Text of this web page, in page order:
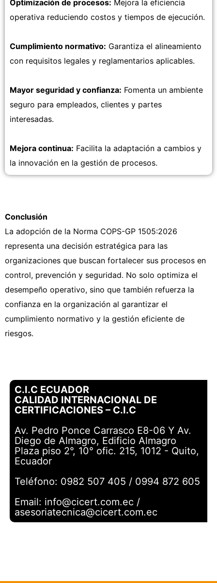
Optimización de procesos: Mejora la eficiencia
operativa reduciendo costos y tiempos de ejecución.
Cumplimiento normativo: Garantiza el alineamiento
con requisitos legales y reglamentarios aplicables.
Mayor seguridad y confianza: Fomenta un ambiente
seguro para empleados, clientes y partes
interesadas.
Mejora continua: Facilita la adaptación a cambios y
la innovación en la gestión de procesos.
Conclusión
La adopción de la Norma COPS-GP 1505:2026
representa una decisión estratégica para las
organizaciones que buscan fortalecer sus procesos en
control, prevención y seguridad. No solo optimiza el
desempeño operativo, sino que también refuerza la
confianza en la organización al garantizar el
cumplimiento normativo y la gestión eficiente de
riesgos.
C.I.C ECUADOR
CALIDAD INTERNACIONAL DE
CERTIFICACIONES – C.I.C
Av. Pedro Ponce Carrasco E8-06 Y Av.
Diego de Almagro, Edificio Almagro
Plaza piso 2°, 10° ofic. 215, 1012 - Quito,
Ecuador
Teléfono: 0982 507 405 / 0994 872 605
Email: info@cicert.com.ec /
asesoriatecnica@cicert.com.ec